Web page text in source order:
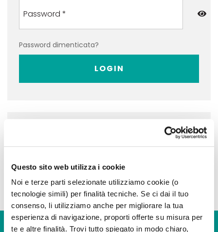
Questo sito web utilizza i cookie
Noi e terze parti selezionate utilizziamo cookie (o
tecnologie simili) per finalità tecniche. Se ci dai il tuo
consenso, li utilizziamo anche per migliorare la tua
esperienza di navigazione, proporti offerte su misura per
te e altre finalità. Trovi tutto spiegato in modo chiaro,
Password dimenticata?
LOGIN